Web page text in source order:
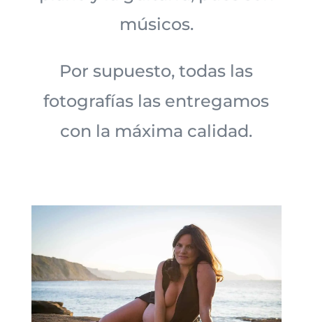
músicos.
Por supuesto, todas las
fotografías las entregamos
con la máxima calidad.